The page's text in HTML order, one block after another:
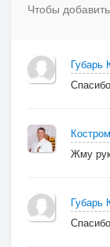
А коль
Бойца не
И что
Так что
Не
Настал
Чтобы
Губарь
Жму
Губарь